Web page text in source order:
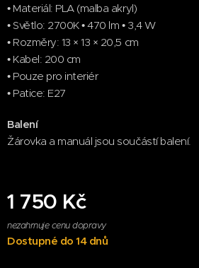
• Materiál: PLA (malba akryl)
• Světlo: 2700K • 470 lm • 3,4 W
• Rozměry: 13 × 13 × 20,5 cm
• Kabel: 200 cm
• Pouze pro interiér
• Patice: E27
Balení
Žárovka a manuál jsou součástí balení.
1 750 Kč
nezahrnuje cenu dopravy
Dostupné do 14 dnů